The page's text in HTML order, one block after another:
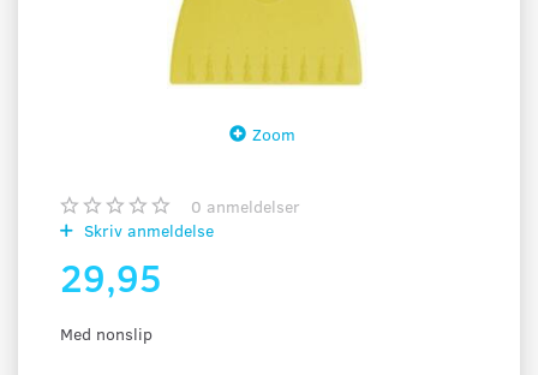
Zoom
0 anmeldelser
Skriv anmeldelse
29,95
Med nonslip